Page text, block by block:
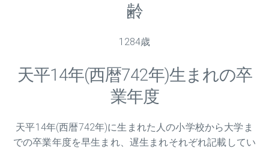
齢
1284歳
天平14年(西暦742年)生まれの卒
業年度
天平14年(西暦742年)に生まれた人の小学校から大学ま
での卒業年度を早生まれ、遅生まれそれぞれ記載してい